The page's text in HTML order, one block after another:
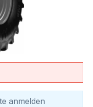
anmelden